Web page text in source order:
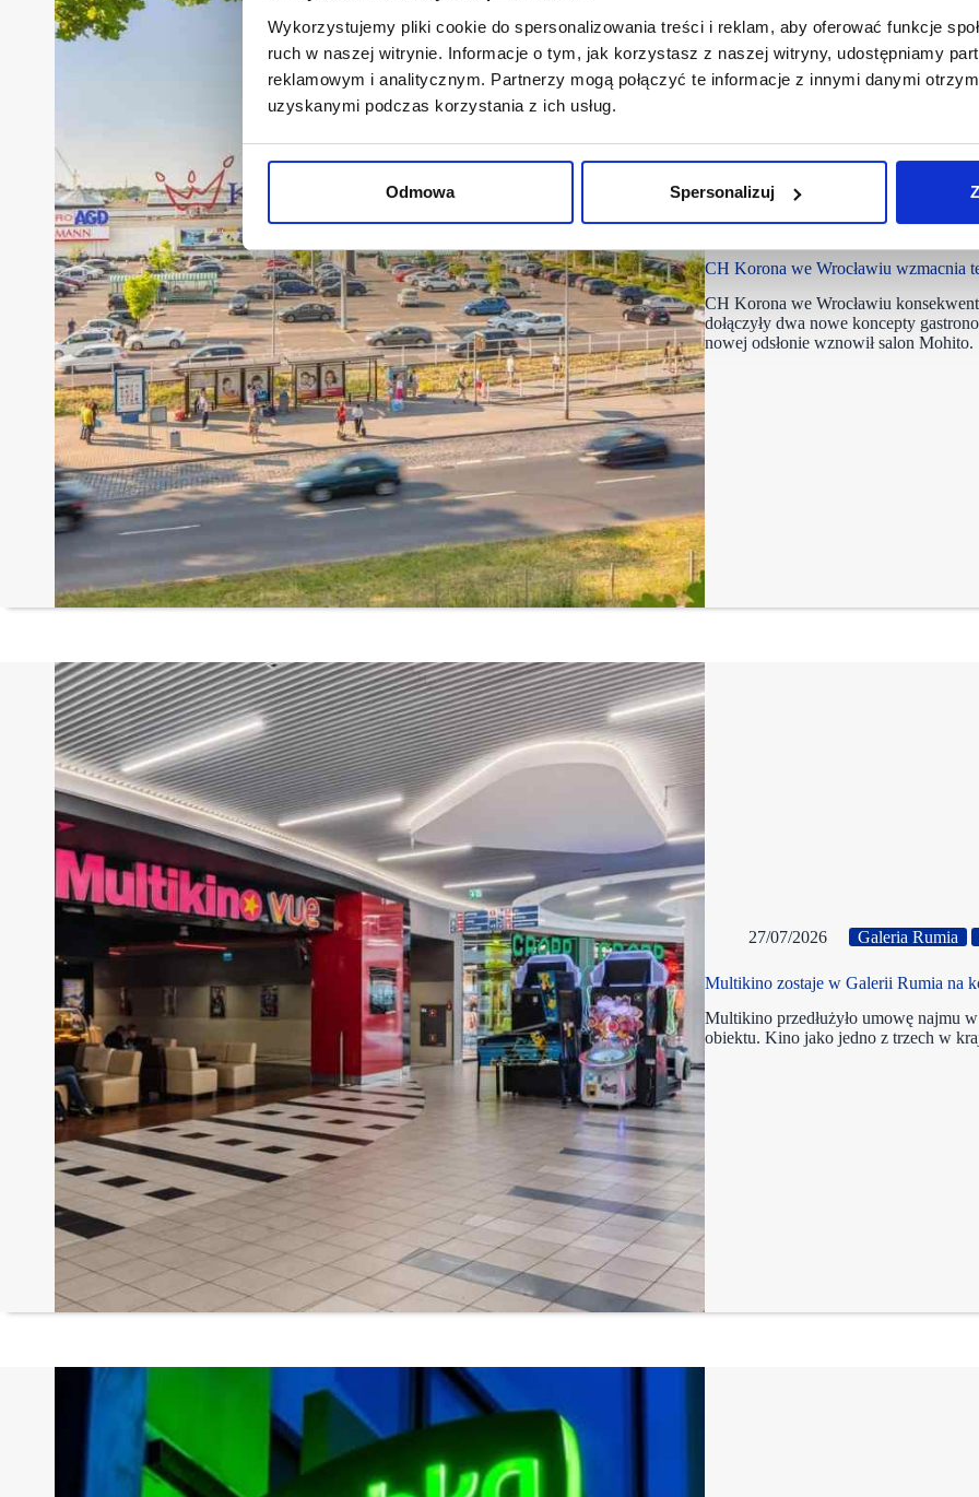
Wykorzystujemy pliki cookie do spersonalizowania treści i reklam, aby oferować funkcje
ruch w naszej witrynie. Informacje o tym, jak korzystasz z naszej witryny, udostępniamy
reklamowym i analitycznym. Partnerzy mogą połączyć te informacje z innymi danymi
uzyskanymi podczas korzystania z ich usług.
Odmowa Spersonalizuj
27/07/2026 Korona Wrocław
CH Korona we Wrocławiu wzmacnia
CH Korona we Wrocławiu
dołączyły dwa nowe koncepty
nowej odsłonie wznowił salon Mohito.
27/07/2026 Galeria Rumia
Multikino zostaje w Galerii Rumia na
Multikino przedłużyło umowę najmu
obiektu. Kino jako jedno z trzech w